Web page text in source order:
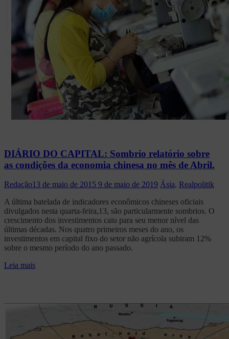
DIÁRIO DO CAPITAL: Sombrio relatório sobre
as condições da economia chinesa no mês de Abril.
Redação13 de maio de 2015 9 de maio de 2019 Ásia, Realpolitik
A última batelada de indicadores econômicos chineses oficiais
divulgados nesta quarta-feira,13, são particularmente sombrios. O
crescimento dos investimentos caiu para seu menor nível das
últimas décadas. Nos quatro primeiros meses do ano, os
investimentos em capital fixo do setor não agrícola subiram 12%
sobre o mesmo período do ano passado.
Leia mais